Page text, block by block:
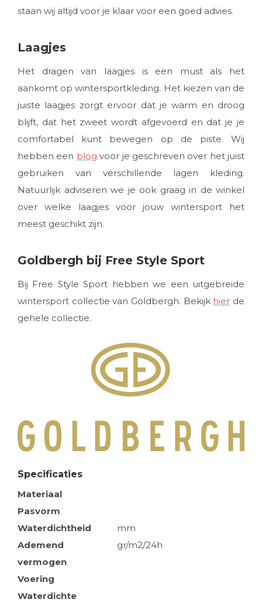
staan wij altijd voor je klaar voor een goed advies.
Laagjes
Het dragen van laagjes is een must als het
aankomt op wintersportkleding. Het kiezen van de
juiste laagjes zorgt ervoor dat je warm en droog
blijft, dat het zweet wordt afgevoerd en dat je je
comfortabel kunt bewegen op de piste. Wij
hebben een blog voor je geschreven over het juist
gebruiken van verschillende lagen kleding.
Natuurlijk adviseren we je ook graag in de winkel
over welke laagjes voor jouw wintersport het
meest geschikt zijn.
Goldbergh bij Free Style Sport
Bij Free Style Sport hebben we een uitgebreide
wintersport collectie van Goldbergh. Bekijk hier de
gehele collectie.
Specificaties
Materiaal
Pasvorm
Waterdichtheid
mm
Ademend
vermogen
gr/m2/24h
Voering
Waterdichte